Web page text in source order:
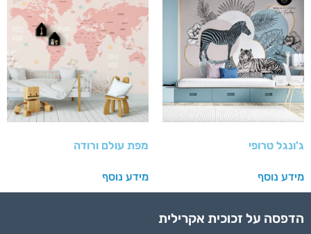
ג'ונגל טרופי
מידע נוסף
מפת עולם ורודה
מידע נוסף
הדפסה על זכוכית אקרילית